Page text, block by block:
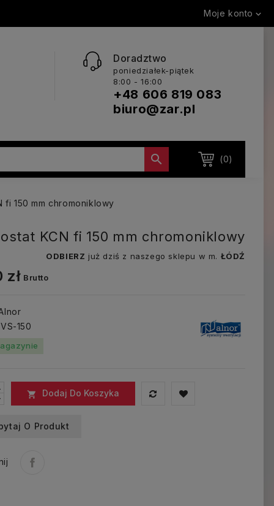
Moje konto 
Doradztwo
poniedziałek-piątek
8:00 - 16:00
+48 606 819 083
biuro@zar.pl
(0)

fi 150 mm chromoniklowy
KCN fi 150 mm chromoniklowy
ODBIERZ już dziś z naszego sklepu w m. ŁÓDŹ
zł Brutto
150
 Dodaj Do Koszyka
O Produkt